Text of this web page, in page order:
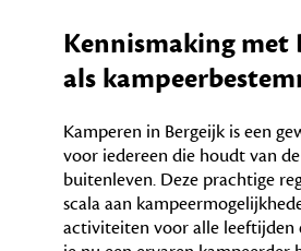
Kennismaking met
als
Kamperen in Bergeijk is een
voor iedereen die houdt van
buitenleven. Deze prachtige
scala aan
activiteiten voor alle leeftijden